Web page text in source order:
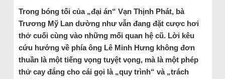
Trong bóng tối của „đại án“ Vạn Thịnh Phát, bà
Trương Mỹ Lan dường như vẫn đang đặt cược hơi
thở cuối cùng vào những mối quan hệ cũ. Lời kêu
cứu hướng về phía ông Lê Minh Hưng không đơn
thuần là một tiếng vọng tuyệt vọng, mà là một phép
thử cay đắng cho cái gọi là „quy trình“ và „trách